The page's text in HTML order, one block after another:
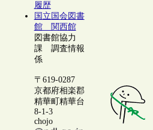
履歴
国立国会図書
館 関西館
図書館協力
課 調査情報
係
〒619-0287
京都府相楽郡
精華町精華台
8-1-3
chojo